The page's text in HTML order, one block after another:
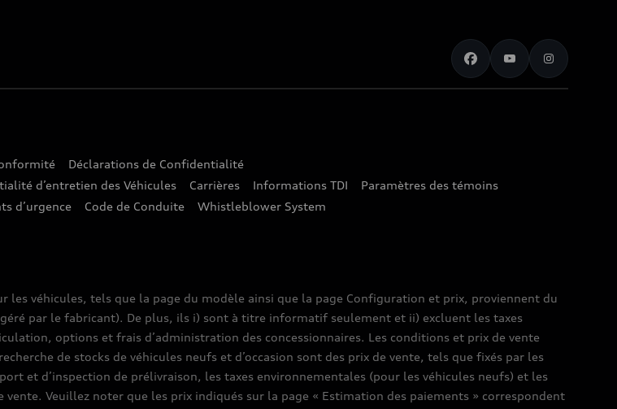
Déclarations de Confidentialité
d’entretien des Véhicules Carrières Informations TDI
Paramètres des témoins
d’urgence Code de Conduite Whistleblower System
les véhicules, tels que la page du modèle ainsi que la page Configuration et prix, proviennent du
par le fabricant). De plus, ils i) sont à titre informatif seulement et ii) excluent les taxes
options et frais d’administration des concessionnaires. Les conditions et prix de vente
de stocks de véhicules neufs et d’occasion sont des prix de vente, tels que fixés par les
et d’inspection de prélivraison, les taxes environnementales (pour les véhicules neufs) et les
Veuillez noter que les prix indiqués sur la page « Estimation des paiements » correspondent